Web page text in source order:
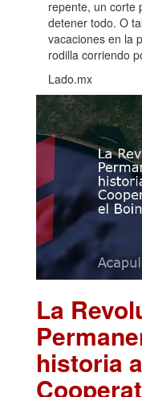
repente, un corte
detener todo. O
vacaciones en la
rodilla corriendo
Lado.mx
La
historia